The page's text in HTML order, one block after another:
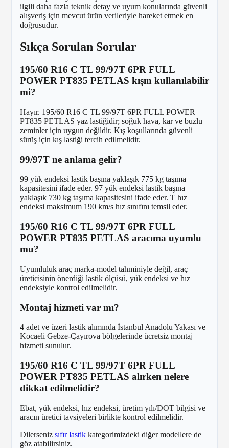
ilgili daha fazla teknik detay ve uyum konularında güvenli
alışveriş için mevcut ürün verileriyle hareket etmek en
doğrusudur.
Sıkça Sorulan Sorular
195/60 R16 C TL 99/97T 6PR FULL
POWER PT835 PETLAS kışın kullanılabilir
mi?
Hayır. 195/60 R16 C TL 99/97T 6PR FULL POWER
PT835 PETLAS yaz lastiğidir; soğuk hava, kar ve buzlu
zeminler için uygun değildir. Kış koşullarında güvenli
sürüş için kış lastiği tercih edilmelidir.
99/97T ne anlama gelir?
99 yük endeksi lastik başına yaklaşık 775 kg taşıma
kapasitesini ifade eder. 97 yük endeksi lastik başına
yaklaşık 730 kg taşıma kapasitesini ifade eder. T hız
endeksi maksimum 190 km/s hız sınıfını temsil eder.
195/60 R16 C TL 99/97T 6PR FULL
POWER PT835 PETLAS aracıma uyumlu
mu?
Uyumluluk araç marka-model tahminiyle değil, araç
üreticisinin önerdiği lastik ölçüsü, yük endeksi ve hız
endeksiyle kontrol edilmelidir.
Montaj hizmeti var mı?
4 adet ve üzeri lastik alımında İstanbul Anadolu Yakası ve
Kocaeli Gebze-Çayırova bölgelerinde ücretsiz montaj
hizmeti sunulur.
195/60 R16 C TL 99/97T 6PR FULL
POWER PT835 PETLAS alırken nelere
dikkat edilmelidir?
Ebat, yük endeksi, hız endeksi, üretim yılı/DOT bilgisi ve
aracın üretici tavsiyeleri birlikte kontrol edilmelidir.
Dilerseniz sıfır lastik kategorimizdeki diğer modellere de
göz atabilirsiniz.